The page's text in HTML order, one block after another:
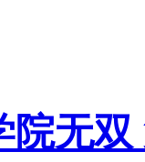
院无